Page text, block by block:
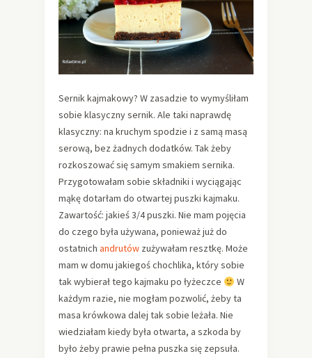
Sernik kajmakowy? W zasadzie to wymyśliłam
sobie klasyczny sernik. Ale taki naprawdę
klasyczny: na kruchym spodzie i z samą masą
serową, bez żadnych dodatków. Tak żeby
rozkoszować się samym smakiem sernika.
Przygotowałam sobie składniki i wyciągając
mąkę dotarłam do otwartej puszki kajmaku.
Zawartość: jakieś 3/4 puszki. Nie mam pojęcia
do czego była używana, ponieważ już do
ostatnich andrutów zużywałam resztkę. Może
mam w domu jakiegoś chochlika, który sobie
tak wybierał tego kajmaku po łyżeczce
W
każdym razie, nie mogłam pozwolić, żeby ta
masa krówkowa dalej tak sobie leżała. Nie
wiedziałam kiedy była otwarta, a szkoda by
było żeby prawie pełna puszka się zepsuła.